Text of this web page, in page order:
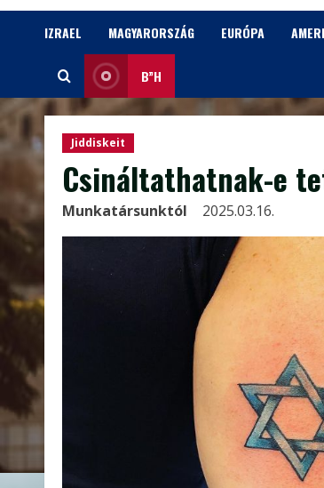
IZRAEL MAGYARORSZÁG EURÓPA
B”H
Jiddiskeit
Csináltathatnak-e
Munkatársunktól 2025.03.16.